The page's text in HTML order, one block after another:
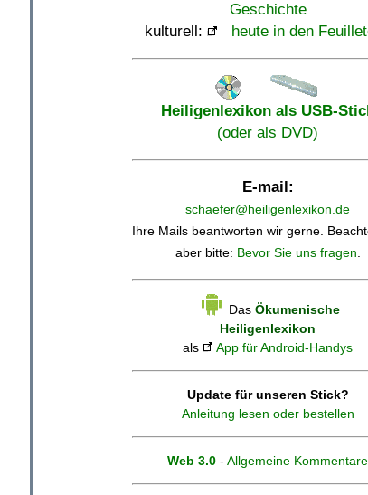
Geschichte
kulturell:
heute in den
Heiligenlexikon als USB-
(oder als DVD)
E-mail:
schaefer@heiligenlexikon.de
Ihre Mails beantworten wir gerne.
aber bitte: Bevor Sie uns fragen.
Das Ökumenische
Heiligenlexikon
als
App für Android-Handys
Update für unseren Stick?
Anleitung lesen oder bestellen
Web 3.0 - Allgemeine Kommentare